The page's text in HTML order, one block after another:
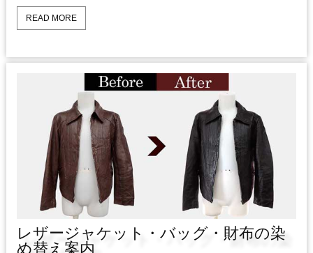
READ MORE
レザージャケット・バッグ・財布の染
め替え案内